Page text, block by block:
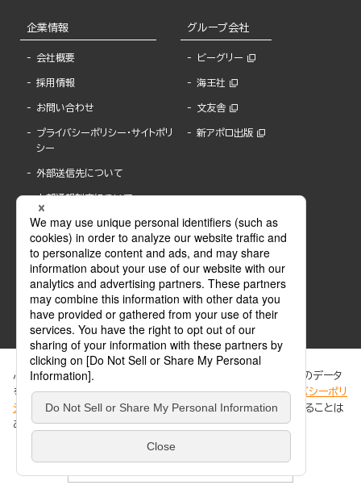
企業情報
会社概要
採用情報
お問い合わせ
プライバシーポリシー・サイトポリ
シー
外部送信先について
内部通報制度について
グループ会社
ビーグリー
海王社
文友舎
新アポロ出版
ABJマークは、この電子書店・電子書籍配信サービスが、著作権者からコンテンツ使用許諾を
得た正規版配信サービスであることを示す登録商標(登録番号 第6091713号)です。
ABJマークの詳細、ABJマークを掲示しているサービスの一覧はこちら。
ぶんか社が運営するサイトでは、利便性向上のためにCookie等のデータ
を使用しています。 当社のCookieについての詳細は、「プライバシーポリ
シー
」をご覧ください。当サイトでは、訪問者の個人情報を追跡することは
ありません。